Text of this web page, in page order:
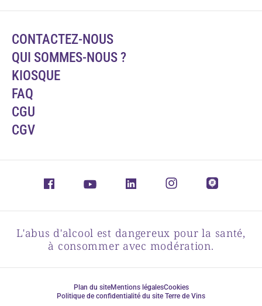
CONTACTEZ-NOUS
QUI SOMMES-NOUS ?
KIOSQUE
FAQ
CGU
CGV
L'abus d'alcool est dangereux pour la santé,
à consommer avec modération.
Plan du siteMentions légalesCookies
Politique de confidentialité du site Terre de Vins